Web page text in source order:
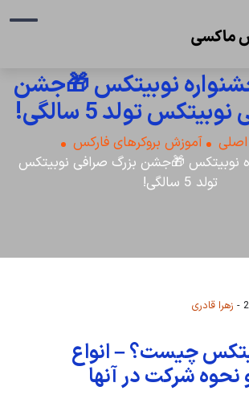
نوبیتکس 🎁جشن
تولد 5 سالگی!
آموزش بروکرهای فارکس
نوبیتکس 🎁جشن بزرگ صرافی نوبیتکس
تولد 5 سالگی!
زهرا قادری
چیست؟ – انواع
نحوه شرکت در آنها